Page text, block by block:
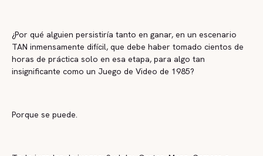
¿Por qué alguien persistiría tanto en ganar, en un escenario
TAN inmensamente difícil, que debe haber tomado cientos de
horas de práctica solo en esa etapa, para algo tan
insignificante como un Juego de Video de 1985?
Porque se puede.